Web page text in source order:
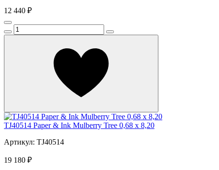
12 440 ₽
TJ40514 Paper & Ink Mulberry Tree 0,68 x 8,20
Артикул: TJ40514
19 180 ₽